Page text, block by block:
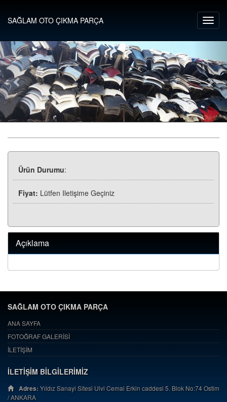
SAĞLAM OTO ÇIKMA PARÇA
Ürün Durumu:
Fiyat: Lütfen Iletişime Geçiniz
Açıklama
SAĞLAM OTO ÇIKMA PARÇA
ANA SAYFA
FOTOĞRAF GALERİSİ
İLETİŞİM
İLETİŞİM BİLGİLERİMİZ
Adres:Yıldız Sanayi Sitesi Ulvi Cemal Erkin caddesi 5. Blok No:74 Ostim
/ ANKARA